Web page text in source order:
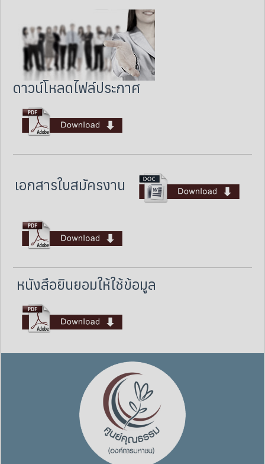
ดาวน์โหลดไฟล์ประกาศ
เอกสารใบสมัครงาน
หนังสือยินยอมให้ใช้ข้อมูล